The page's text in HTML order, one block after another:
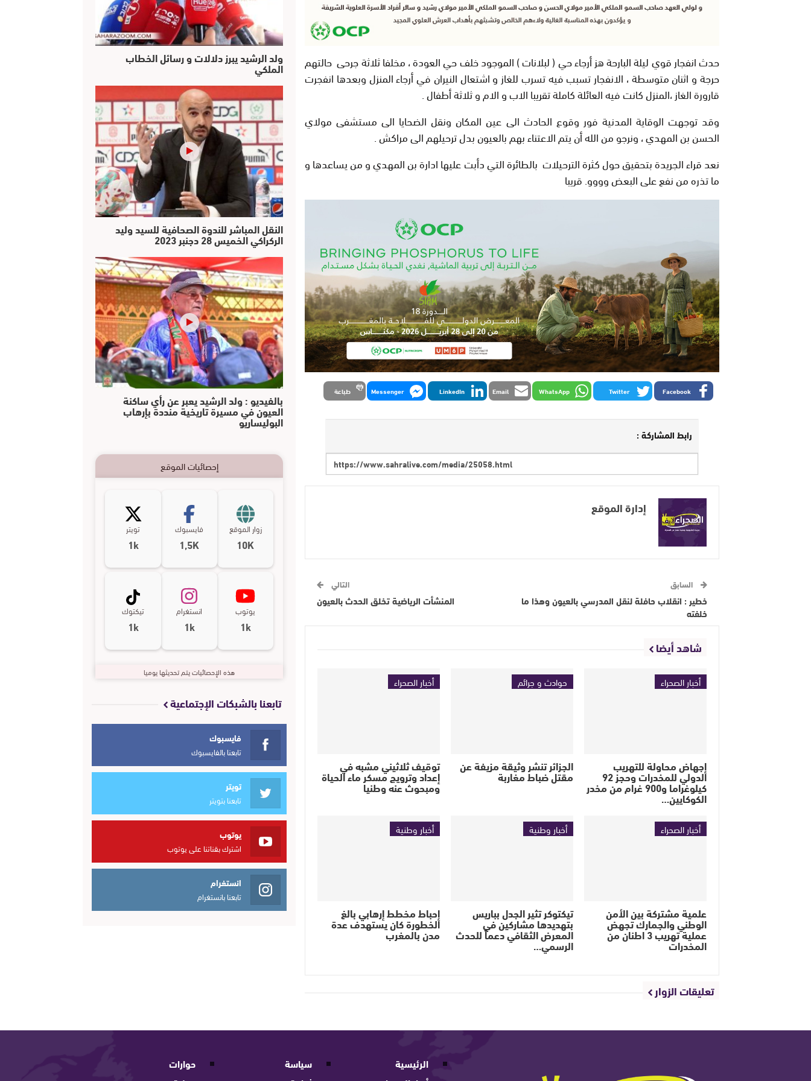
حدث انفجار قوي ليلة البارحة هز أرجاء حي ( لبلانات ) الموجود خلف حي العودة ، مخلفا ثلاثة جرحى حالتهم
حرجة و اثنان متوسطة ، الانفجار تسبب فيه تسرب للغاز و اشتعال النيران في أرجاء المنزل وبعدها انفجرت
قارورة الغاز ،المنزل كانت فيه العائلة كاملة تقريبا الاب و الام و ثلاثة أطفال .
وقد توجهت الوقاية المدنية فور وقوع الحادث الى عين المكان ونقل الضحايا الى مستشفى مولاي
الحسن بن المهدي ، ونرجو من الله أن يتم الاعتناء بهم بالعيون بدل ترحيلهم الى مراكش .
نعد قراء الجريدة بتحقيق حول كثرة الترحيلات بالطائرة التي دأبت عليها ادارة بن المهدي و من يساعدها و
ما تذره من نفع على البعض وووو. قريبا
Facebook
Twitter
WhatsApp
Email
LinkedIn
Messenger طباعة
رابط المشاركة :
إدارة الموقع
السابق
خطير : انقلاب حافلة لنقل المدرسي بالعيون وهذا ما
خلفته
التالي
المنشأت الرياضية تخلق الحدث بالعيون
شاهد أيضا
أخبار الصحراء
إجهاض محاولة للتهريب
الدولي للمخدرات وحجز 92
كيلوغراما و900 غرام من مخدر
الكوكايين…
حوادث و جرائم
الجزائر تنشر وثيقة مزيفة عن
مقتل ضباط مغاربة
أخبار الصحراء
توقيف ثلاثيني مشبه في
إعداد وترويج مسكر ماء الحياة
ومبحوث عنه وطنيا
أخبار الصحراء
علمية مشتركة بين الأمن
الوطني والجمارك تجهض
عملية تهريب 3 اطنان من
المخدرات
أخبار وطنية
تيكتوكر تثير الجدل بباريس
بتهديدها مشاركين في
المعرض الثقافي دعماً للحدث
الرسمي…
أخبار وطنية
إحباط مخطط إرهابي بالغ
الخطورة كان يستهدف عدة
مدن بالمغرب
تعليقات الزوار
ولد الرشيد يبرز دلالات و رسائل الخطاب
الملكي
النقل المباشر للندوة الصحافية للسيد وليد
الركراكي الخميس 28 دجنبر 2023
بالفيديو : ولد الرشيد يعبر عن رأي ساكنة
العيون في مسيرة تاريخية منددة بإرهاب
البوليساريو
إحصائيات الموقع
زوار الموقع
10K
فايسبوك
1,5K
تويتر
1k
يوتوب
1k
انستغرام
1k
تيكتوك
1k
هذه الإحصائيات يتم تحديثها يوميا
تابعنا بالشبكات الإجتماعية
فايسبوك
تابعنا بالفايسبوك
تويتر
تابعنا بتويتر
يوتوب
اشترك بقناتنا على يوتوب
انستغرام
تابعنا بانستغرام
الرئيسية
سياسة
حوارات